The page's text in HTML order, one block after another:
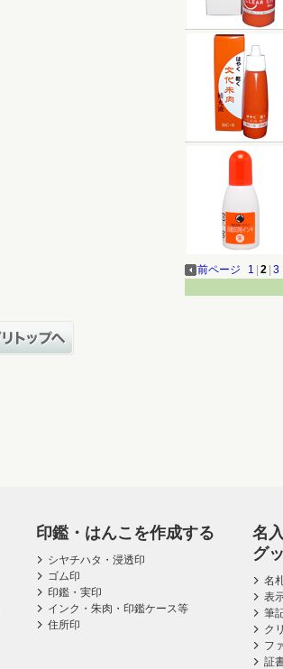
前ページ 1 2 3
印鑑・はんこを作成する
シヤチハタ・浸透印
ゴム印
印鑑・実印
インク・朱肉・印鑑ケース等
住所印
名
グ
名
表
筆
ク
フ
証